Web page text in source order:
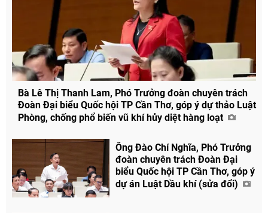
Chia sẻ
Facebook
Bà Lê Thị Thanh Lam, Phó Trưởng đoàn chuyên trách
Đoàn Đại biểu Quốc hội TP Cần Thơ, góp ý dự thảo Luật
Phòng, chống phổ biến vũ khí hủy diệt hàng loạt
Ông Đào Chí Nghĩa, Phó Trưởng
đoàn chuyên trách Đoàn Đại
biểu Quốc hội TP Cần Thơ, góp ý
dự án Luật Dầu khí (sửa đổi)